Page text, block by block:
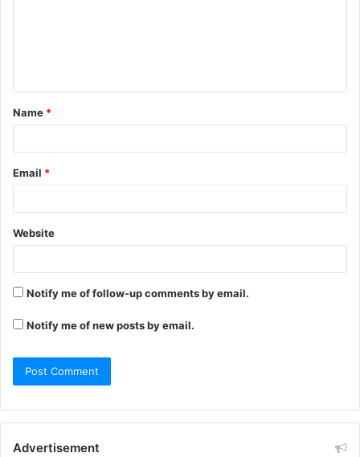
Name *
Email *
Website
Notify me of follow-up comments by email.
Notify me of new posts by email.
Advertisement